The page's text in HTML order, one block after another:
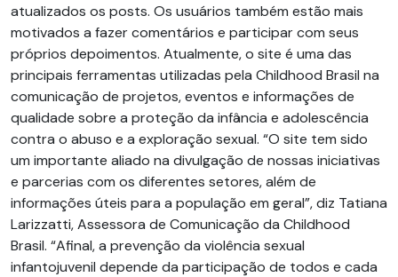
atualizados os posts. Os usuários também estão mais
motivados a fazer comentários e participar com seus
próprios depoimentos. Atualmente, o site é uma das
principais ferramentas utilizadas pela Childhood Brasil na
comunicação de projetos, eventos e informações de
qualidade sobre a proteção da infância e adolescência
contra o abuso e a exploração sexual. “O site tem sido
um importante aliado na divulgação de nossas iniciativas
e parcerias com os diferentes setores, além de
informações úteis para a população em geral”, diz Tatiana
Larizzatti, Assessora de Comunicação da Childhood
Brasil. “Afinal, a prevenção da violência sexual
infantojuvenil depende da participação de todos e cada